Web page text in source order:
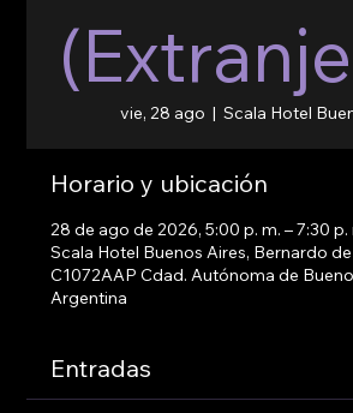
vie, 28 ago
  |
Scala Hotel
Horario y ubicación
28 de ago de 2026, 5:00 p. m. – 7:30 p.
Scala Hotel Buenos Aires, Bernardo
C1072AAP Cdad. Autónoma de
Argentina
Entradas